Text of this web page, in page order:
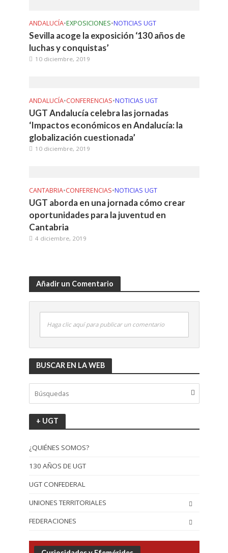
ANDALUCÍA•EXPOSICIONES•NOTICIAS UGT
Sevilla acoge la exposición ‘130 años de
luchas y conquistas’
10 diciembre, 2019
ANDALUCÍA•CONFERENCIAS•NOTICIAS UGT
UGT Andalucía celebra las jornadas
‘Impactos económicos en Andalucía: la
globalización cuestionada’
10 diciembre, 2019
CANTABRIA•CONFERENCIAS•NOTICIAS UGT
UGT aborda en una jornada cómo crear
oportunidades para la juventud en
Cantabria
4 diciembre, 2019
Añadir un Comentario
Haga clic aquí para publicar un comentario
BUSCAR EN LA WEB
+ UGT
¿QUIÉNES SOMOS?
130 AÑOS DE UGT
UGT CONFEDERAL
UNIONES TERRITORIALES
FEDERACIONES